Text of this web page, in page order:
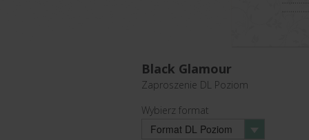
Black Glamour
Zaproszenie DL Poziom
Wybierz format
Format DL Poziom